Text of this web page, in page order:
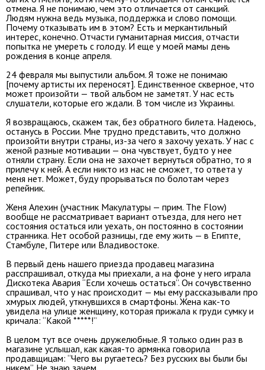
отмена. Я не понимаю, чем это отличается от санкций.
Людям нужна ведь музыка, поддержка и слово помощи.
Почему отказывать им в этом? Есть и меркантильный
интерес, конечно. Отчасти гуманитарная миссия, отчасти
попытка не умереть с голоду. И еще у моей мамы день
рождения в конце апреля.
24 февраля мы выпустили альбом. Я тоже не понимаю
[почему артисты их переносят]. Единственное скверное, что
может произойти — твой альбом не заметят. У нас есть
слушатели, которые его ждали. В том числе из Украины.
Я возвращаюсь, скажем так, без обратного билета. Надеюсь,
останусь в России. Мне трудно представить, что должно
произойти внутри страны, из-за чего я захочу уехать. У нас с
женой разные мотивации — она чувствует, будто у нее
отняли страну. Если она не захочет вернуться обратно, то я
прилечу к ней. А если никто из нас не сможет, то ответа у
меня нет. Может, буду прорываться по болотам через
репейник.
Женя Алехин (участник Макулатуры — прим. The Flow)
вообще не рассматривает вариант отъезда, для него нет
состояния остаться или уехать, он постоянно в состоянии
странника. Нет особой разницы, где ему жить — в Египте,
Стамбуле, Питере или Владивостоке.
В первый день нашего приезда продавец магазина
расспрашивал, откуда мы приехали, а на фоне у него играла
Дискотека Авария “Если хочешь остаться”. Он сочувственно
спрашивал, что у нас происходит — мы ему рассказывали про
хмурых людей, уткнувшихся в смартфоны. Жена как-то
увидела на улице женщину, которая прижала к груди сумку и
кричала: “Какой *****!”
В целом тут все очень дружелюбные. Я только один раз в
магазине услышал, как какая-то армянка говорила
продавщицам: “Чего вы ругаетесь? Без русских вы были бы